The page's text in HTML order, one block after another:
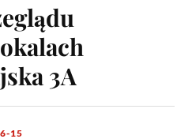
3A
15